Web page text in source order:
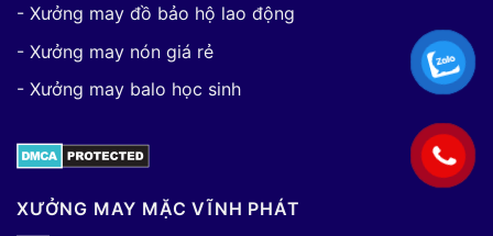
- Xưởng may đồ bảo hộ lao động
- Xưởng may nón giá rẻ
- Xưởng may balo học sinh
XƯỞNG MAY MẶC VĨNH PHÁT